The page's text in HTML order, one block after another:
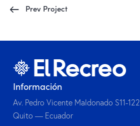
Prev Project
Información
Av. Pedro Vicente Maldonado S11-122
Quito — Ecuador